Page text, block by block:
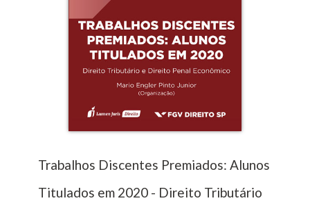
Trabalhos Discentes Premiados: Alunos
Titulados em 2020 - Direito Tributário